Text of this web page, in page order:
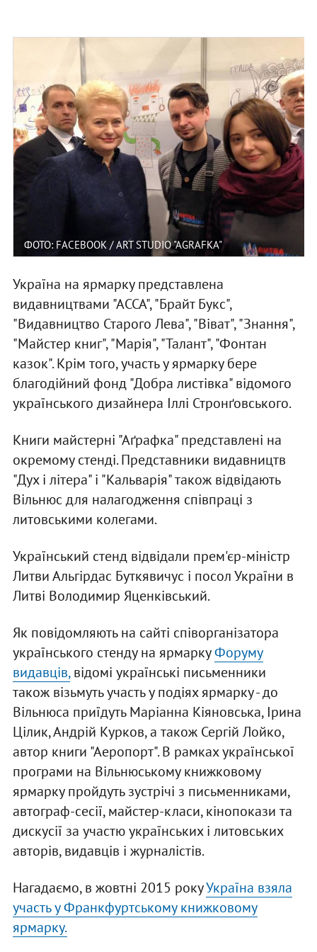
ФОТО: FACEBOOK / ART STUDIO "AGRAFKA"
Україна на ярмарку представлена
видавництвами "АССА", "Брайт Букс",
"Видавництво Старого Лева", "Віват", "Знання",
"Майстер книг", "Марія", "Талант", "Фонтан
казок". Крім того, участь у ярмарку бере
благодійний фонд "Добра листівка" відомого
українського дизайнера Іллі Стронґовського.
Книги майстерні "Аґрафка" представлені на
окремому стенді. Представники видавництв
"Дух і літера" і "Кальварія" також відвідають
Вільнюс для налагодження співпраці з
литовськими колегами.
Український стенд відвідали прем'єр-міністр
Литви Альгірдас Буткявичус і посол України в
Литві Володимир Яценківський.
Як повідомляють на сайті співорганізатора
українського стенду на ярмаркуФоруму
видавців,відомі українські письменники
також візьмуть участь у подіях ярмарку - до
Вільнюса приїдуть Маріанна Кіяновська, Ірина
Цілик, Андрій Курков, а також Сергій Лойко,
автор книги "Аеропорт". В рамках української
програми на Вільнюському книжковому
ярмарку пройдуть зустрічі з письменниками,
автограф-сесії, майстер-класи, кінопокази та
дискусії за участю українських і литовських
авторів, видавців і журналістів.
Нагадаємо, в жовтні 2015 рокуУкраїна взяла
участь у Франкфуртському книжковому
ярмарку.